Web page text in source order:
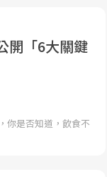
開「6大關鍵
你是否知道，飲食不